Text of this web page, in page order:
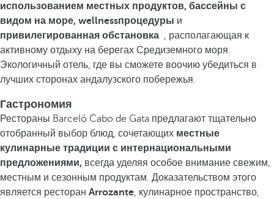
использованием местных продуктов, бассейны с
видом на море, wellnessпроцедуры и
привилегированная обстановка , располагающая к
активному отдыху на берегах Средиземного моря.
Экологичный отель, где вы сможете воочию убедиться в
лучших сторонах андалузского побережья.
Гастрономия
Рестораны Barceló Cabo de Gata предлагают тщательно
отобранный выбор блюд, сочетающих местные
кулинарные традиции с интернациональными
предложениями, всегда уделяя особое внимание свежим,
местным и сезонным продуктам. Доказательством этого
является ресторан Arrozante, кулинарное пространство,